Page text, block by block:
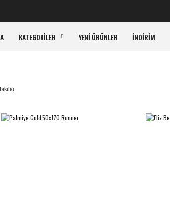
KATEGORİLER YENİ ÜRÜNLER İNDİRİM